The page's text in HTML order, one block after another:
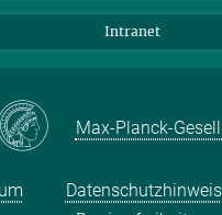
Intranet
Max-Planck-
Datenschutzhinweis